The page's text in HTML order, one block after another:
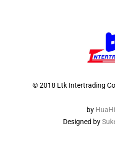
© 2018 Ltk Intertrading
by
Designed by